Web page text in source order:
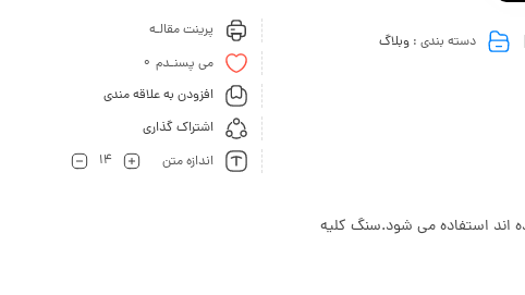
دسته بندی : وبلاگ
پرینت مقالـه
می پسنـدم 0
افزودن به علاقه مندی
اشتراک گذاری
اندازه متن
14
اند استفاده می شود.سنگ کلیه